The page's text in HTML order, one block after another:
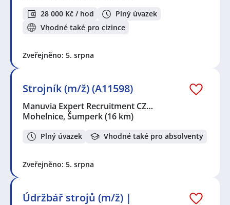
28 000 Kč / hod
Plný úvazek
Vhodné také pro cizince
Zveřejněno: 5. srpna
Strojník (m/ž) (A11598)
Manuvia Expert Recruitment CZ…
Mohelnice, Šumperk(16 km)
Plný úvazek Vhodné také pro absolventy
Zveřejněno: 5. srpna
Údržbář strojů (m/ž) |